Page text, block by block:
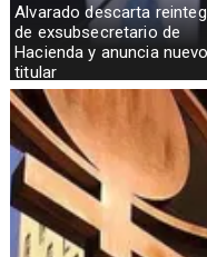
Alvarado descarta
de exsubsecretario de
Hacienda y anuncia nuevo
titular